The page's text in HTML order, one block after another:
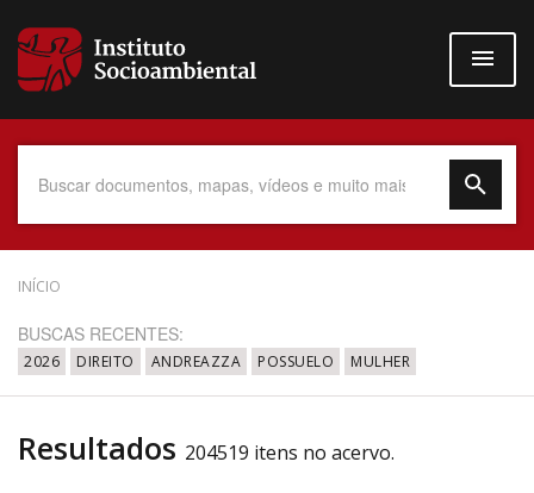
para
conteúdo
Data do Documento
Até
INÍCIO
BUSCAS RECENTES:
2026 DIREITO ANDREAZZA POSSUELO MULHER
Resultados 204519 itens no acervo.